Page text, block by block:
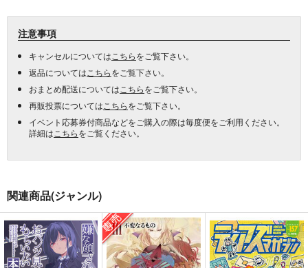
注意事項
キャンセルについては こちらをご覧下さい。
返品については こちらをご覧下さい。
おまとめ配送については こちらをご覧下さい。
再販投票については こちらをご覧下さい。
イベント応募券付商品などをご購入の際は毎度便をご利用ください。
詳細は こちらをご覧ください。
関連商品(ジャンル)